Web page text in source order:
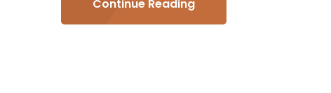
Continue Reading